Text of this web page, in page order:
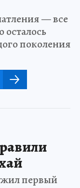
— все
осталось
поколения
первый